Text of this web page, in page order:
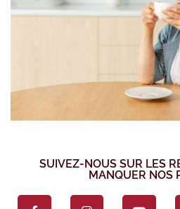
SUIVEZ-NOUS SUR LES
MANQUER NOS